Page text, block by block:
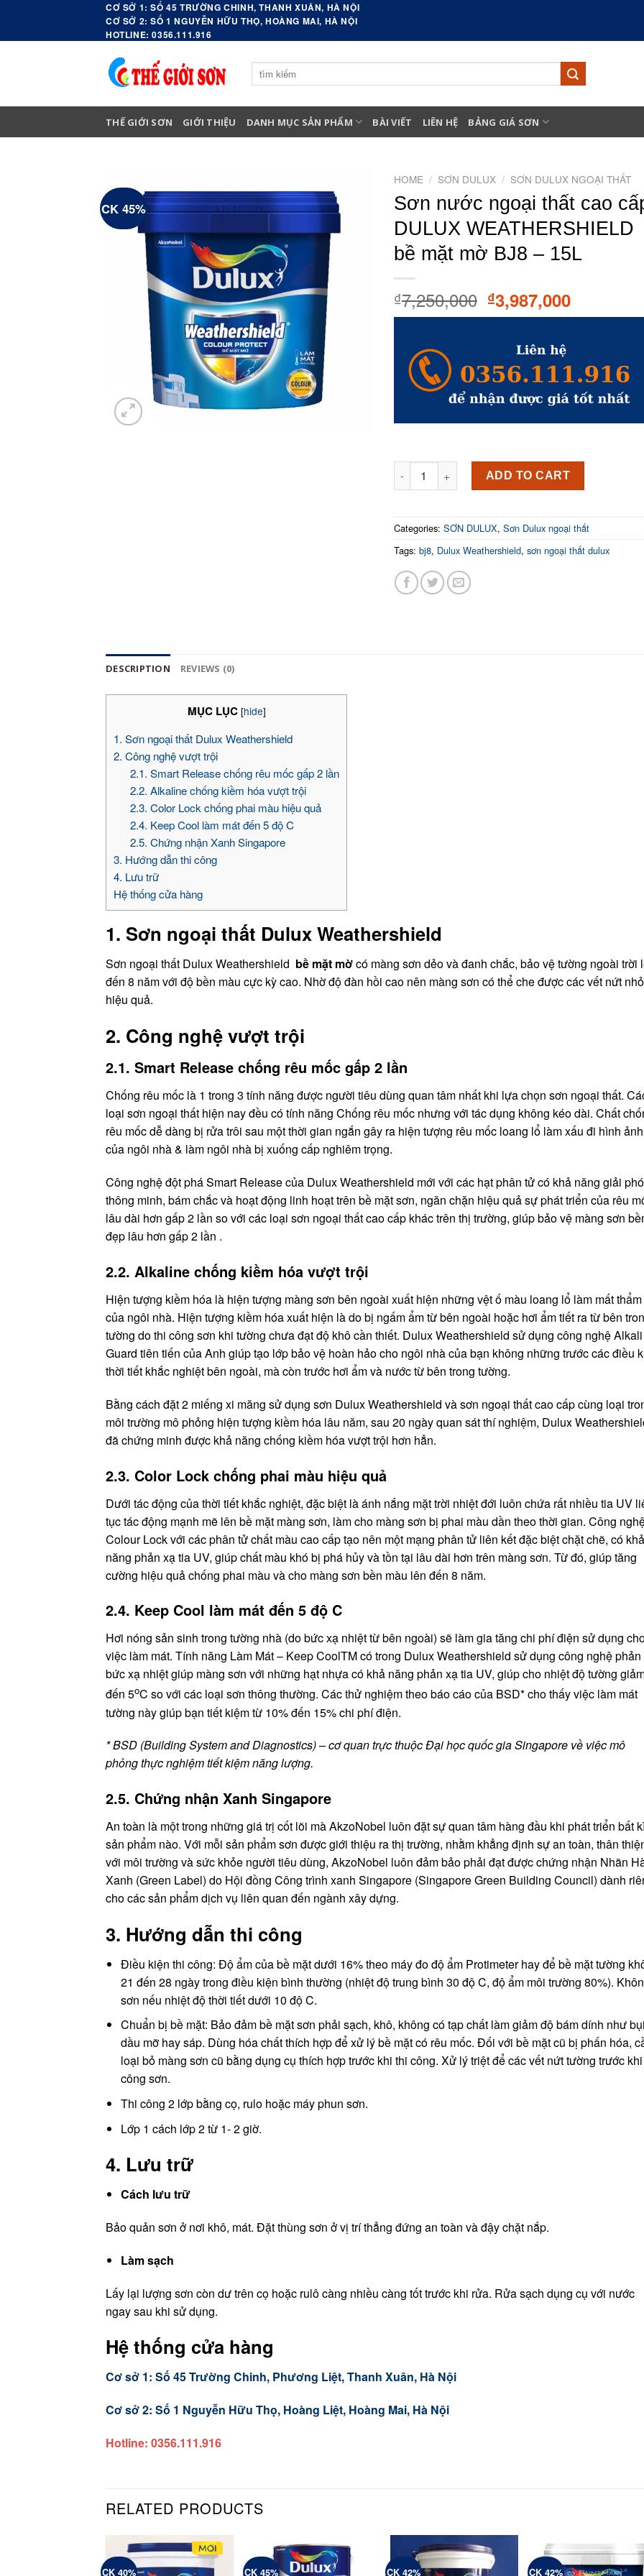
content
CƠ SỞ 1: SỐ 45 TRƯỜNG CHINH, THANH XUÂN, HÀ NỘI
CƠ SỞ 2: SỐ 1 NGUYỄN HỮU THỌ, HOÀNG MAI, HÀ NỘI
HOTLINE: 0356.111.916
Search
for:
THẾ GIỚI SƠN GIỚI THIỆU DANH MỤC SẢN PHẨM BÀI VIẾT LIÊN HỆ BẢNG GIÁ SƠN
CK 45%
HOME / SƠN DULUX / SƠN DULUX NGOẠI THẤT
Sơn nước ngoại thất cao
DULUX WEATHERSHIELD
bề mặt mờ BJ8 – 15L
₫7,250,000 Original
price
₫7,250,000.
₫3,987,000Current
price
Sơn nước ngoại thất cao cấp DULUX
ADD TO CART
Categories: SƠN DULUX, Sơn Dulux ngoại thất
Tags: bj8, Dulux Weathershield, sơn ngoại thất dulux
DESCRIPTION REVIEWS (0)
MỤC LỤC [hide]
1. Sơn ngoại thất Dulux Weathershield
2. Công nghệ vượt trội
2.1. Smart Release chống rêu mốc gấp 2 lần
2.2. Alkaline chống kiềm hóa vượt trội
2.3. Color Lock chống phai màu hiệu quả
2.4. Keep Cool làm mát đến 5 độ C
2.5. Chứng nhận Xanh Singapore
3. Hướng dẫn thi công
4. Lưu trữ
Hệ thống cửa hàng
1. Sơn ngoại thất Dulux Weathershield
Sơn ngoại thất Dulux Weathershield bề mặt mờcó màng sơn dẻo và đanh chắc, bảo vệ tường ngoài trời
đến 8 năm với độ bền màu cực kỳ cao. Nhờ độ đàn hồi cao nên màng sơn có thể che được các vết nứt
hiệu quả.
2. Công nghệ vượt trội
2.1. Smart Release chống rêu mốc gấp 2 lần
Chống rêu mốc là 1 trong 3 tính năng được người tiêu dùng quan tâm nhất khi lựa chọn sơn ngoại thất.
loại sơn ngoại thất hiện nay đều có tính năng Chống rêu mốc nhưng với tác dụng không kéo dài. Chất
rêu mốc dễ dàng bị rửa trôi sau một thời gian ngắn gây ra hiện tượng rêu mốc loang lổ làm xấu đi hình ảnh
của ngôi nhà & làm ngôi nhà bị xuống cấp nghiêm trọng.
Công nghệ đột phá Smart Release của Dulux Weathershield mới với các hạt phân tử có khả năng giải
thông minh, bám chắc và hoạt động linh hoạt trên bề mặt sơn, ngăn chặn hiệu quả sự phát triển của rêu
lâu dài hơn gấp 2 lần so với các loại sơn ngoại thất cao cấp khác trên thị trường, giúp bảo vệ màng sơn
đẹp lâu hơn gấp 2 lần .
2.2. Alkaline chống kiềm hóa vượt trội
Hiện tượng kiềm hóa là hiện tượng màng sơn bên ngoài xuất hiện những vệt ố màu loang lổ làm mất
của ngôi nhà. Hiện tượng kiềm hóa xuất hiện là do bị ngấm ẩm từ bên ngoài hoặc hơi ẩm tiết ra từ bên
tường do thi công sơn khi tường chưa đạt độ khô cần thiết. Dulux Weathershield sử dụng công nghệ Alkali
Guard tiên tiến của Anh giúp tạo lớp bảo vệ hoàn hảo cho ngôi nhà của bạn không những trước các điều
thời tiết khắc nghiệt bên ngoài, mà còn trước hơi ẩm và nước từ bên trong tường.
Bằng cách đặt 2 miếng xi măng sử dụng sơn Dulux Weathershield và sơn ngoại thất cao cấp cùng loại
môi trường mô phỏng hiện tượng kiềm hóa lâu năm, sau 20 ngày quan sát thí nghiệm, Dulux
đã chứng minh được khả năng chống kiềm hóa vượt trội hơn hẳn.
2.3. Color Lock chống phai màu hiệu quả
Dưới tác động của thời tiết khắc nghiệt, đặc biệt là ánh nắng mặt trời nhiệt đới luôn chứa rất nhiều tia UV
tục tác động mạnh mẽ lên bề mặt màng sơn, làm cho màng sơn bị phai màu dần theo thời gian. Công
Colour Lock với các phân tử chất màu cao cấp tạo nên một mạng phân tử liên kết đặc biệt chặt chẽ, có khả
năng phản xạ tia UV, giúp chất màu khó bị phá hủy và tồn tại lâu dài hơn trên màng sơn. Từ đó, giúp tăng
cường hiệu quả chống phai màu và cho màng sơn bền màu lên đến 8 năm.
2.4. Keep Cool làm mát đến 5 độ C
Hơi nóng sản sinh trong tường nhà (do bức xạ nhiệt từ bên ngoài) sẽ làm gia tăng chi phí điện sử dụng
việc làm mát. Tính năng Làm Mát – Keep CoolTM có trong Dulux Weathershield sử dụng công nghệ phản
bức xạ nhiệt giúp màng sơn với những hạt nhựa có khả năng phản xạ tia UV, giúp cho nhiệt độ tường
đến 5oC so với các loại sơn thông thường. Các thử nghiệm theo báo cáo của BSD* cho thấy việc làm mát
tường này giúp bạn tiết kiệm từ 10% đến 15% chi phí điện.
* BSD (Building System and Diagnostics) – cơ quan trực thuộc Đại học quốc gia Singapore về việc mô
phỏng thực nghiệm tiết kiệm năng lượng.
2.5. Chứng nhận Xanh Singapore
An toàn là một trong những giá trị cốt lõi mà AkzoNobel luôn đặt sự quan tâm hàng đầu khi phát triển bất kì
sản phẩm nào. Với mỗi sản phẩm sơn được giới thiệu ra thị trường, nhằm khẳng định sự an toàn, thân
với môi trường và sức khỏe người tiêu dùng, AkzoNobel luôn đảm bảo phải đạt được chứng nhận Nhãn
Xanh (Green Label) do Hội đồng Công trình xanh Singapore (Singapore Green Building Council) dành
cho các sản phẩm dịch vụ liên quan đến ngành xây dựng.
3. Hướng dẫn thi công
Điều kiện thi công: Độ ẩm của bề mặt dưới 16% theo máy đo độ ẩm Protimeter hay để bề mặt tường
21 đến 28 ngày trong điều kiện bình thường (nhiệt độ trung bình 30 độ C, độ ẩm môi trường 80%).
sơn nếu nhiệt độ thời tiết dưới 10 độ C.
Chuẩn bị bề mặt: Bảo đảm bề mặt sơn phải sạch, khô, không có tạp chất làm giảm độ bám dính như
dầu mỡ hay sáp. Dùng hóa chất thích hợp để xử lý bề mặt có rêu mốc. Đối với bề mặt cũ bị phấn hóa,
loại bỏ màng sơn cũ bằng dụng cụ thích hợp trước khi thi công. Xử lý triệt để các vết nứt tường trước
công sơn.
Thi công 2 lớp bằng cọ, rulo hoặc máy phun sơn.
Lớp 1 cách lớp 2 từ 1- 2 giờ.
4. Lưu trữ
Cách lưu trữ
Bảo quản sơn ở nơi khô, mát. Đặt thùng sơn ở vị trí thẳng đứng an toàn và đậy chặt nắp.
Làm sạch
Lấy lại lượng sơn còn dư trên cọ hoặc rulô càng nhiều càng tốt trước khi rửa. Rửa sạch dụng cụ với nước
ngay sau khi sử dụng.
Hệ thống cửa hàng
Cơ sở 1: Số 45 Trường Chinh, Phương Liệt, Thanh Xuân, Hà Nội
Cơ sở 2: Số 1 Nguyễn Hữu Thọ, Hoàng Liệt, Hoàng Mai, Hà Nội
Hotline: 0356.111.916
RELATED PRODUCTS
CK 40% CK 45% CK 42% CK 42%